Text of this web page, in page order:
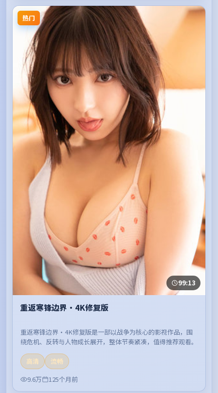
热门
99:13
重返寒锋边界·4K修复版
重返寒锋边界·4K修复版是一部以战争为核心的影视作品，围
绕危机、反转与人物成长展开，整体节奏紧凑，值得推荐观看。
高清
流畅
9.6万
125个月前